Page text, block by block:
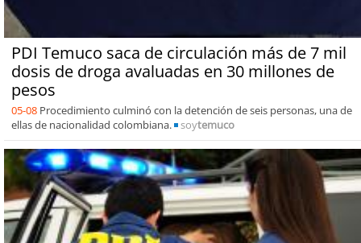
PDI Temuco saca de circulación más de 7 mil
dosis de droga avaluadas en 30 millones de
pesos
05-08 Procedimiento culminó con la detención de seis personas, una de
ellas de nacionalidad colombiana.
soytemuco